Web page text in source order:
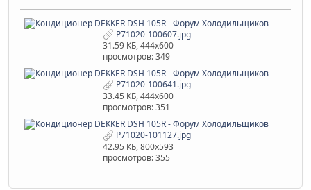
P71020-100607.jpg
31.59 КБ, 444x600
просмотров: 349
P71020-100641.jpg
33.45 КБ, 444x600
просмотров: 351
P71020-101127.jpg
42.95 КБ, 800x593
просмотров: 355